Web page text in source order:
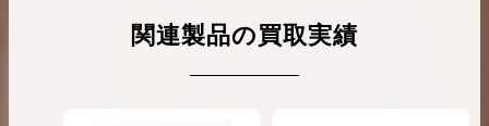
関連製品の買取実績